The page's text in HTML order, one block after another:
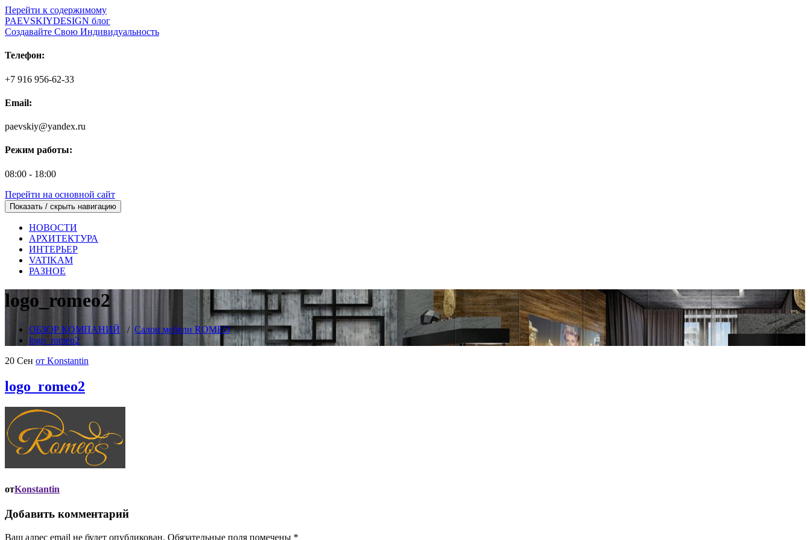
Перейти к содержимому
PAEVSKIYDESIGN блог
Создавайте Свою Индивидуальность
Телефон:
+7 916 956-62-33
Email:
paevskiy@yandex.ru
Режим работы:
08:00 - 18:00
Перейти на основной сайт
Показать / скрыть навигацию
НОВОСТИ
АРХИТЕКТУРА
ИНТЕРЬЕР
VATIKAM
РАЗНОЕ
logo_romeo2
ОБЗОР КОМПАНИЙ / Салон мебели ROMEO
logo_romeo2
20 Сен от Konstantin
logo_romeo2
отKonstantin
Добавить комментарий
Ваш адрес email не будет опубликован. Обязательные поля помечены *